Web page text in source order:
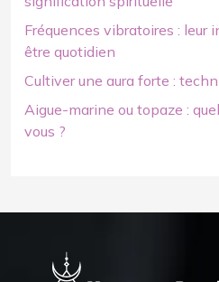
Fréquences vibratoires : leur
être quotidien
Cultiver une aura forte :
Aigue-marine ou topaze :
vous ?